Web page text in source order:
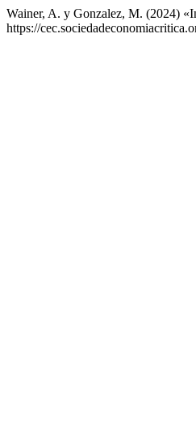
Wainer, A. y Gonzalez, M. (2024)
https://